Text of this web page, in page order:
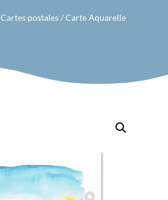
Cartes postales/ Carte Aquarelle